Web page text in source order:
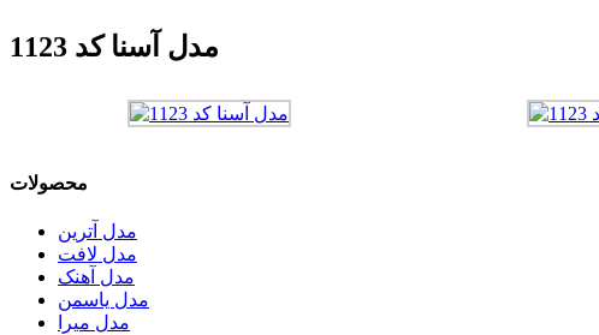
مدل آسنا کد 1123
محصولات
مدل آترین
مدل لافت
مدل آهنک
مدل یاسمن
مدل میرا